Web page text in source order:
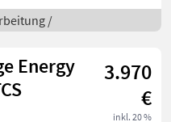
Pflüge
/
Energy
3.970
€
inkl. 20 %